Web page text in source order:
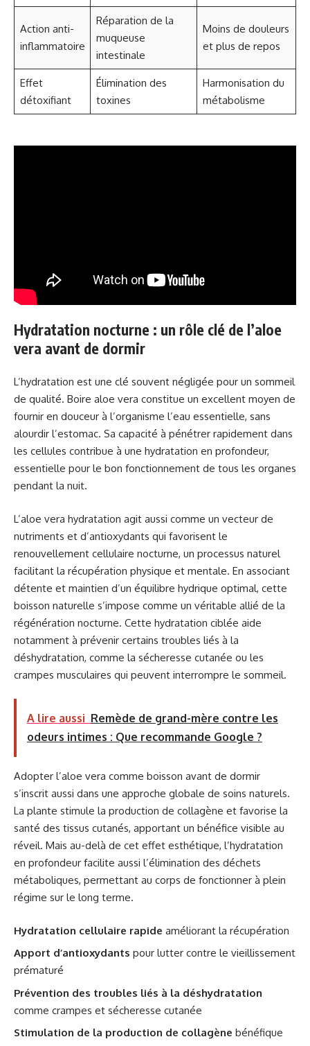
Action anti-
inflammatoire
Réparation de la
muqueuse
intestinale
Moins de douleurs
et plus de repos
Effet
détoxifiant
Élimination des
toxines
Harmonisation du
métabolisme
Hydratation nocturne : un rôle clé de l’aloe
vera avant de dormir
L’hydratation est une clé souvent négligée pour un sommeil
de qualité. Boire aloe vera constitue un excellent moyen de
fournir en douceur à l’organisme l’eau essentielle, sans
alourdir l’estomac. Sa capacité à pénétrer rapidement dans
les cellules contribue à une hydratation en profondeur,
essentielle pour le bon fonctionnement de tous les organes
pendant la nuit.
L’aloe vera hydratation agit aussi comme un vecteur de
nutriments et d’antioxydants qui favorisent le
renouvellement cellulaire nocturne, un processus naturel
facilitant la récupération physique et mentale. En associant
détente et maintien d’un équilibre hydrique optimal, cette
boisson naturelle s’impose comme un véritable allié de la
régénération nocturne. Cette hydratation ciblée aide
notamment à prévenir certains troubles liés à la
déshydratation, comme la sécheresse cutanée ou les
crampes musculaires qui peuvent interrompre le sommeil.
A lire aussi Remède de grand-mère contre les
odeurs intimes : Que recommande Google ?
Adopter l’aloe vera comme boisson avant de dormir
s’inscrit aussi dans une approche globale de soins naturels.
La plante stimule la production de collagène et favorise la
santé des tissus cutanés, apportant un bénéfice visible au
réveil. Mais au-delà de cet effet esthétique, l’hydratation
en profondeur facilite aussi l’élimination des déchets
métaboliques, permettant au corps de fonctionner à plein
régime sur le long terme.
Hydratation cellulaire rapide améliorant la récupération
Apport d’antioxydants pour lutter contre le vieillissement
prématuré
Prévention des troubles liés à la déshydratation
comme crampes et sécheresse cutanée
Stimulation de la production de collagène bénéfique